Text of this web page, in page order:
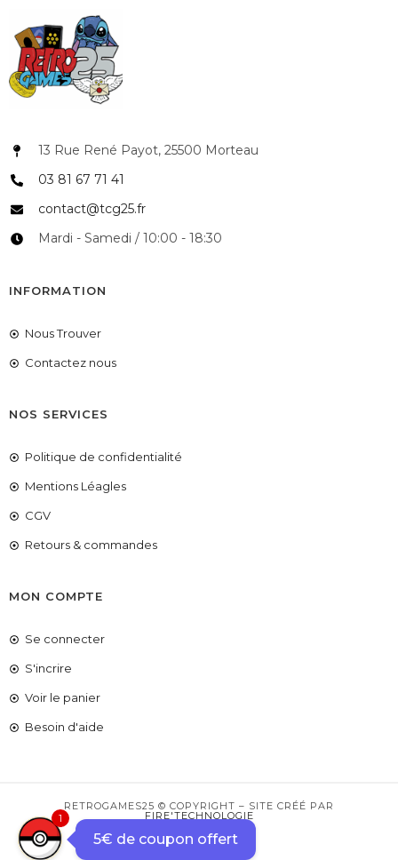
13 Rue René Payot, 25500 Morteau
03 81 67 71 41
contact@tcg25.fr
Mardi - Samedi / 10:00 - 18:30
INFORMATION
Nous Trouver
Contactez nous
NOS SERVICES
Politique de confidentialité
Mentions Léagles
CGV
Retours & commandes
MON COMPTE
Se connecter
S'incrire
Voir le panier
Besoin d'aide
RETROGAMES25 © COPYRIGHT – SITE CRÉÉ PAR
FIRE'TECHNOLOGIE
COUPONX1017186355
5€ de coupon offert
1